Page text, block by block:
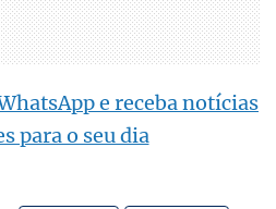
e receba notícias
para o seu dia